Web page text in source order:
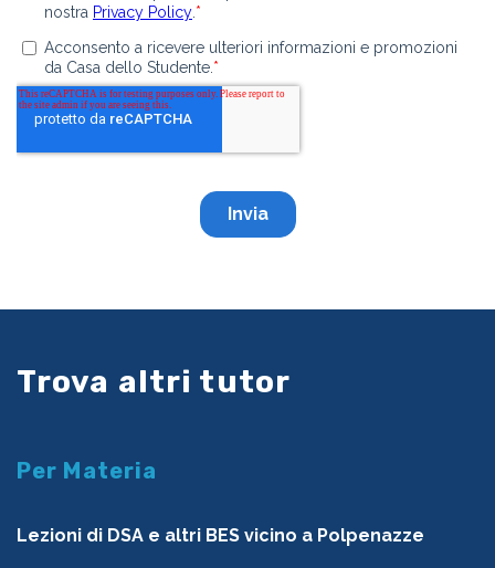
Trova altri tutor
Per Materia
Lezioni di DSA e altri BES vicino a Polpenazze